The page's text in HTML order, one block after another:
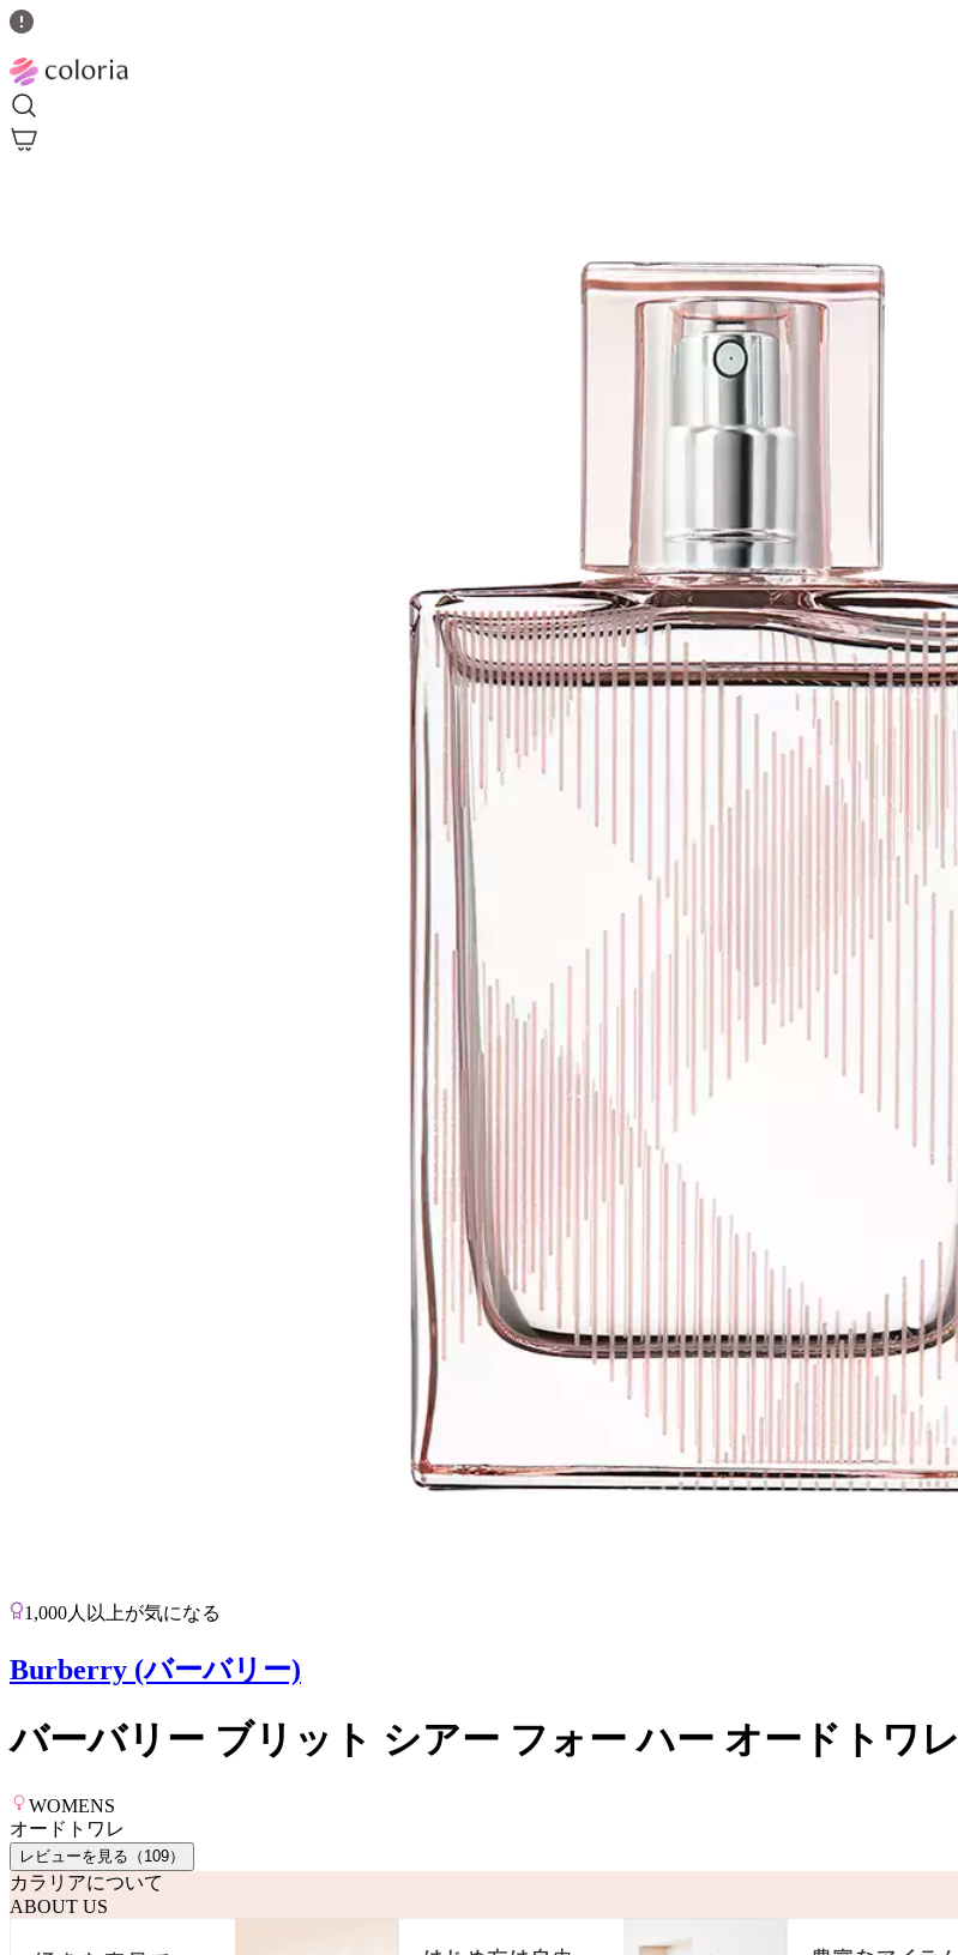
1,000人以上が気になる
Burberry (バーバリー)
バーバリー ブリット シアー フォー ハー オードトワレ
WOMENS
オードトワレ
レビューを見る（ 109）
カラリアについて
ABOUT US